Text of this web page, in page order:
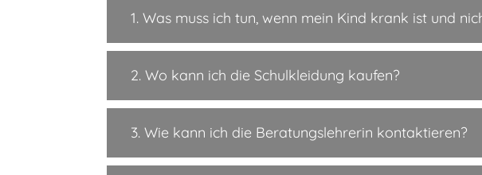
1. Was muss ich tun, wenn mein Kind krank ist und
2. Wo kann ich die Schulkleidung kaufen?
3. Wie kann ich die Beratungslehrerin kontaktieren?